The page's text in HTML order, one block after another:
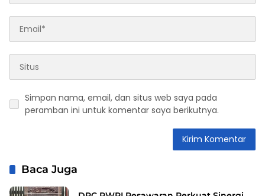
Simpan nama, email, dan situs web saya pada
peramban ini untuk komentar saya berikutnya.
Baca Juga